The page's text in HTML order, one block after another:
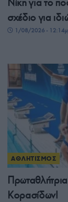
σχέδιο για
1/08/2026 -
ΑΘΛΗΤΙΣΜΟΣ
Κορασίδων!